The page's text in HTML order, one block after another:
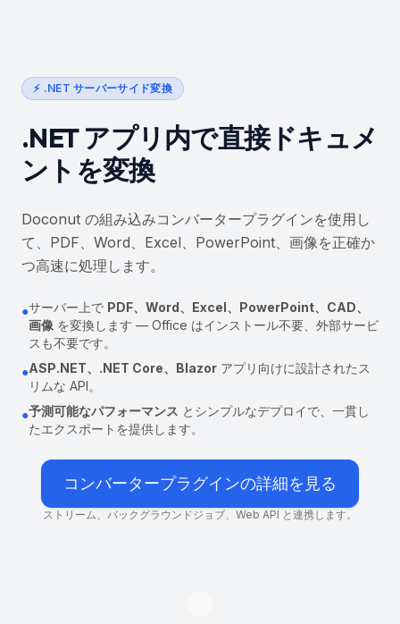
⚡ .NET サーバーサイド変換
.NET アプリ内で直接ドキュメ
ントを変換
Doconut の組み込みコンバータープラグインを使用し
て、PDF、Word、Excel、PowerPoint、画像を正確か
つ高速に処理します。
●サーバー上で PDF、Word、Excel、PowerPoint、CAD、
画像 を変換します — Office はインストール不要、外部サービ
スも不要です。
●ASP.NET、.NET Core、Blazor アプリ向けに設計されたス
リムな API。
●予測可能なパフォーマンス とシンプルなデプロイで、一貫し
たエクスポートを提供します。
コンバータープラグインの詳細を見る
ストリーム、バックグラウンドジョブ、Web API と連携します。